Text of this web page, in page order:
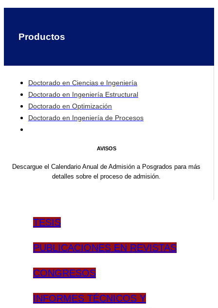
Productos
Doctorado en Ciencias e Ingeniería
Doctorado en Ingeniería Estructural
Doctorado en Optimización
Doctorado en Ingeniería de Procesos
AVISOS
Descargue el Calendario Anual de Admisión a Posgrados para más
detalles sobre el proceso de admisión.
TESIS
PUBLICACIONES EN REVISTAS
CONGRESOS
INFORMES TÉCNICOS Y